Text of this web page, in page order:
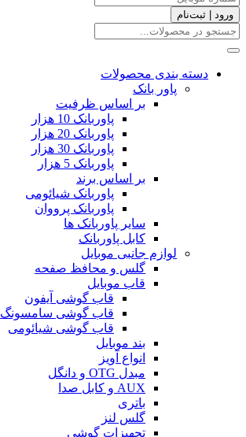
ورود | ثبت‌نام
دسته بندی محصولات
پاور بانک
بر اساس ظرفیت
پاوربانک 10 هزار
پاوربانک 20 هزار
پاوربانک 30 هزار
پاوربانک 5 هزار
بر اساس برند
پاوربانک شیائومی
پاوربانک پرووان
سایر پاوربانک ها
کابل پاوربانک
لوازم جانبی موبایل
گلس و محافظ صفحه
قاب موبایل
قاب گوشی آیفون
قاب گوشی سامسونگ
قاب گوشی شیائومی
بند موبایل
انواع آویز
مبدل OTG و دانگل
AUX و کابل صدا
باتری
گلس لنز
تجهیزات گوشی